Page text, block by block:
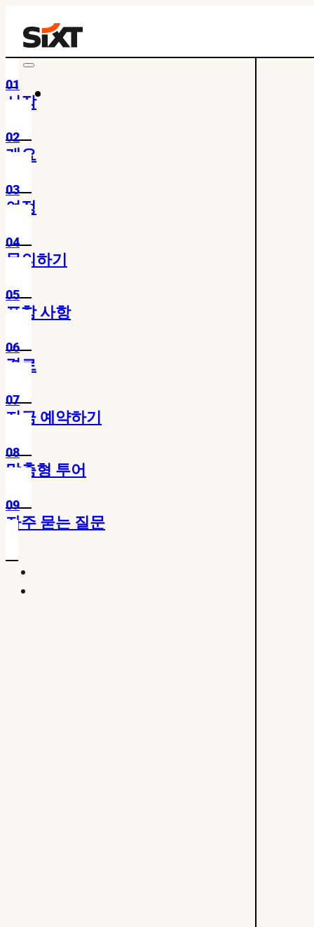
01
시작
02
개요
03
여정
04
문의하기
05
포함 사항
06
경로
07
지금 예약하기
08
맞춤형 투어
09
자주 묻는 질문